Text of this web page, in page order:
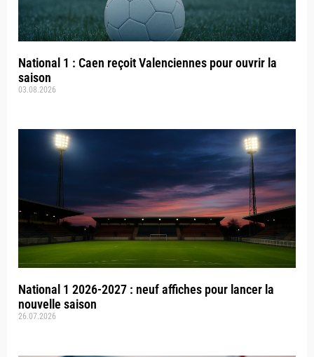
National 1 : Caen reçoit Valenciennes pour ouvrir la
saison
03.08.2026
National 1 2026-2027 : neuf affiches pour lancer la
nouvelle saison
26.07.2026